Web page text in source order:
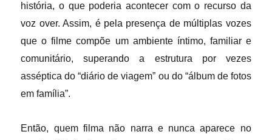
história, o que poderia acontecer com o recurso da
voz over. Assim, é pela presença de múltiplas vozes
que o filme compõe um ambiente íntimo, familiar e
comunitário, superando a estrutura por vezes
asséptica do “diário de viagem” ou do “álbum de fotos
em família”.
Então, quem filma não narra e nunca aparece no